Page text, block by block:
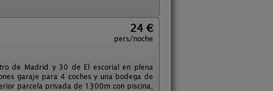
24 €
pers/noche
de Madrid y 30 de El escorial en plena
garaje para 4 coches y una bodega de
parcela privada de 1300m con piscina,